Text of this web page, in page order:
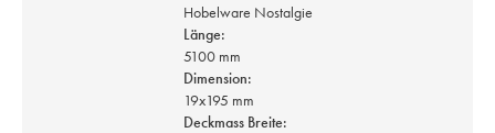
Hobelware Nostalgie
Länge:
5100 mm
Dimension:
19x195 mm
Deckmass Breite: